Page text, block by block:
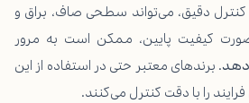
و کنترل دقیق، می‌تواند سطحی صاف، براق و
کیفیت پایین، ممکن است به مرور
دهد. برندهای معتبر حتی در استفاده از این
را با دقت کنترل می‌کنند.